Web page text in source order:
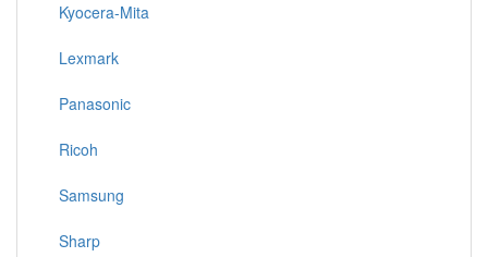
Kyocera-Mita
Lexmark
Panasonic
Ricoh
Samsung
Sharp